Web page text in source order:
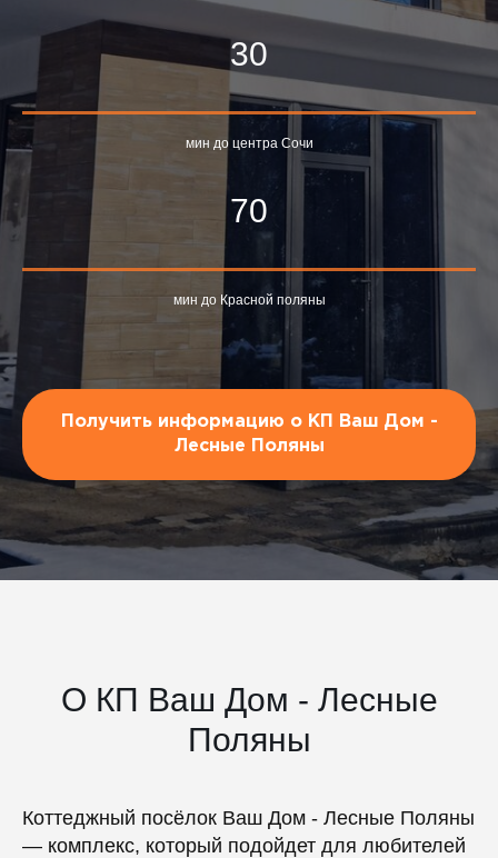
30
мин до центра Сочи
70
мин до Красной поляны
Получить информацию о КП Ваш Дом -
Лесные Поляны
О КП Ваш Дом - Лесные
Поляны
Коттеджный посёлок Ваш Дом - Лесные Поляны
— комплекс, который подойдет для любителей